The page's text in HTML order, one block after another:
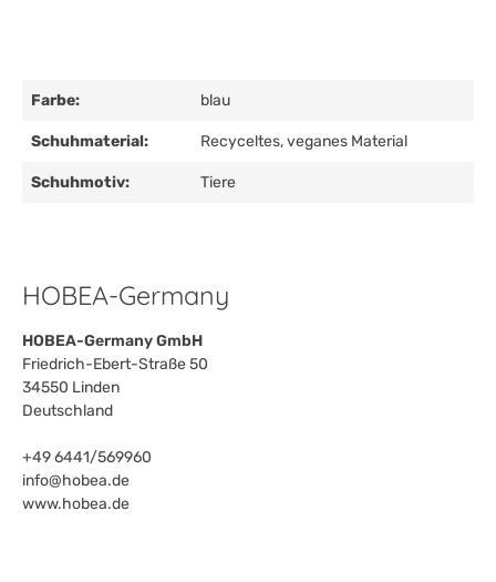
Farbe: blau
Schuhmaterial: Recyceltes, veganes Material
Schuhmotiv: Tiere
HOBEA-Germany
HOBEA-Germany GmbH
Friedrich-Ebert-Straße 50
34550 Linden
Deutschland
+49 6441/569960
info@hobea.de
www.hobea.de